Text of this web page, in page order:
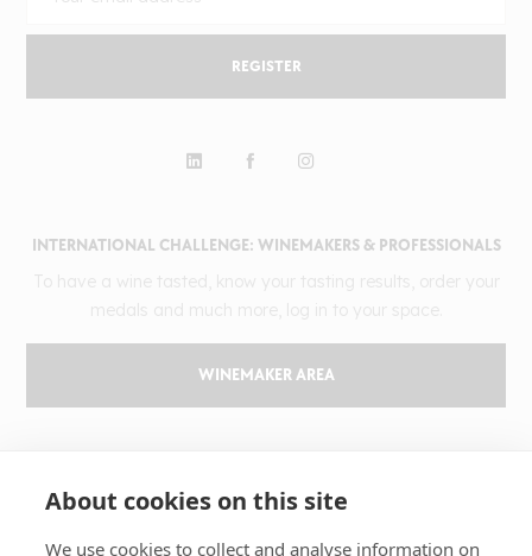
About cookies on this site
We use cookies to collect and analyse information on
INTERNATIONAL CHALLENGE: WINEMAKERS & PROFESSIONALS
WINEMAKER AREA
The challenge
Results
REGISTER